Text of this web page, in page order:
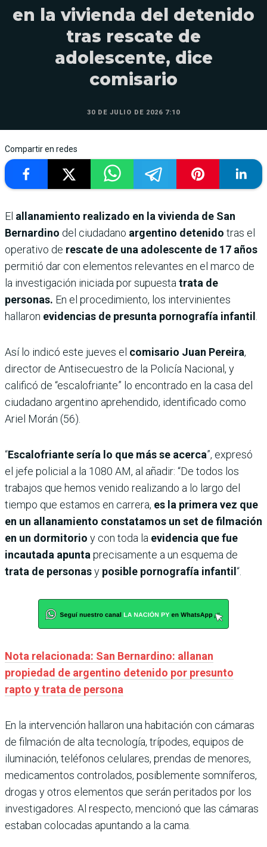
en la vivienda del detenido
tras rescate de
adolescente, dice
comisario
30 DE JULIO DE 2026 7:10
Compartir en redes
El allanamiento realizado en la vivienda de San
Bernardino del ciudadano argentino detenido tras el
operativo de rescate de una adolescente de 17 años
permitió dar con elementos relevantes en el marco de
la investigación iniciada por supuesta trata de
personas. En el procedimiento, los intervinientes
hallaron evidencias de presunta pornografía infantil
Así lo indicó este jueves el comisario Juan Pereira,
director de Antisecuestro de la Policía Nacional, y
calificó de “escalofriante” lo encontrado en la casa del
ciudadano argentino aprehendido, identificado como
Ariel Morán (56).
“Escalofriante sería lo que más se acerca”, expresó
el jefe policial a la 1080 AM, al añadir: “De todos los
trabajos que hemos venido realizando a lo largo del
tiempo que estamos en carrera, es la primera vez que
en un allanamiento constatamos un set de filmación
en un dormitorio y con toda la evidencia que fue
incautada apunta precisamente a un esquema de
trata de personasy posible pornografía infantil“.
Nota relacionada: San Bernardino: allanan
propiedad de argentino detenido por presunto
rapto y trata de persona
En la intervención hallaron una habitación con cámaras
de filmación de alta tecnología, trípodes, equipos de
iluminación, teléfonos celulares, prendas de menores,
medicamentos controlados, posiblemente somníferos,
drogas y otros elementos que serán peritados por los
investigadores. Al respecto, mencionó que las cámaras
estaban colocadas apuntando a la cama.